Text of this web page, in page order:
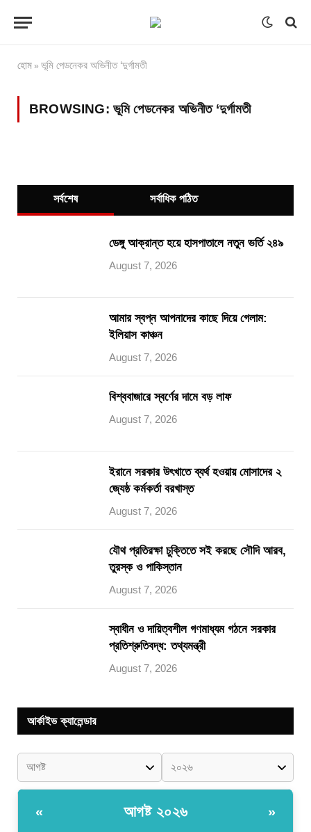
হোম » ভূমি পেডনেকর অভিনীত ‘দুর্গামতী
BROWSING: ভূমি পেডনেকর অভিনীত ‘দুর্গামতী
সর্বশেষ সর্বাধিক পঠিত
ডেঙ্গু আক্রান্ত হয়ে হাসপাতালে নতুন ভর্তি ২৪৯
August 7, 2026
আমার স্বপ্ন আপনাদের কাছে দিয়ে গেলাম:
ইলিয়াস কাঞ্চন
August 7, 2026
বিশ্ববাজারে স্বর্ণের দামে বড় লাফ
August 7, 2026
ইরানে সরকার উৎখাতে ব্যর্থ হওয়ায় মোসাদের ২
জ্যেষ্ঠ কর্মকর্তা বরখাস্ত
August 7, 2026
যৌথ প্রতিরক্ষা চুক্তিতে সই করছে সৌদি আরব,
তুরস্ক ও পাকিস্তান
August 7, 2026
স্বাধীন ও দায়িত্বশীল গণমাধ্যম গঠনে সরকার
প্রতিশ্রুতিবদ্ধ: তথ্যমন্ত্রী
August 7, 2026
আর্কাইভ ক্যালেন্ডার
« আগষ্ট ২০২৬ »